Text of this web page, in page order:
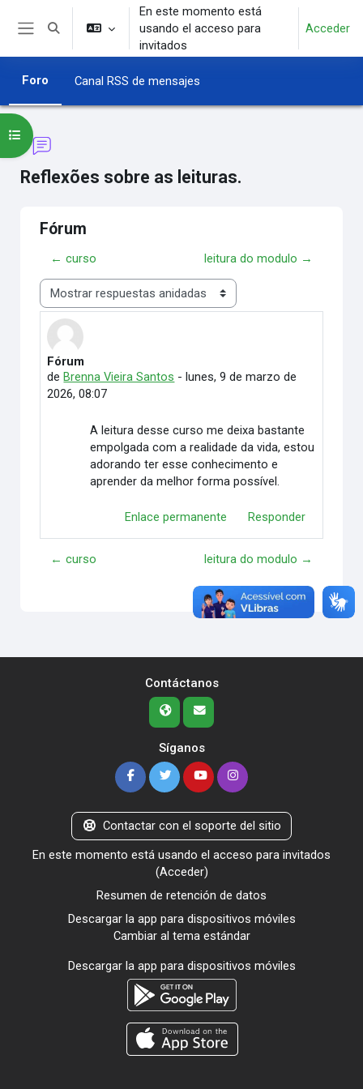
Salta al contenido principal
Selector de búsqueda de entrada
En este momento está
usando el acceso para
invitados
Acceder
Foro Canal RSS de mensajes
Reflexões sobre as leituras.
Abrir índice del curso
Fórum
← curso leitura do modulo →
Mostrar modo
Fórum
de Brenna Vieira Santos - lunes, 9 de marzo de
2026, 08:07
Número de respuestas: 0
A leitura desse curso me deixa bastante
empolgada com a realidade da vida, estou
adorando ter esse conhecimento e
aprender da melhor forma possível.
Enlace permanente Responder
← curso leitura do modulo →
Contáctanos
Síganos
Contactar con el soporte del sitio
En este momento está usando el acceso para invitados
(Acceder)
Resumen de retención de datos
Descargar la app para dispositivos móviles
Cambiar al tema estándar
Descargar la app para dispositivos móviles